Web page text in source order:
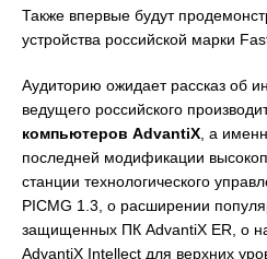
Также впервые будут
устройства российской марки
Аудиторию ожидает рассказ об
ведущего российского
компьютеров AdvantiX , а
последней модификации
станции технологического
PICMG 1.3, о расширении
защищенных ПК AdvantiX ER, о
AdvantiX Intellect для верхних